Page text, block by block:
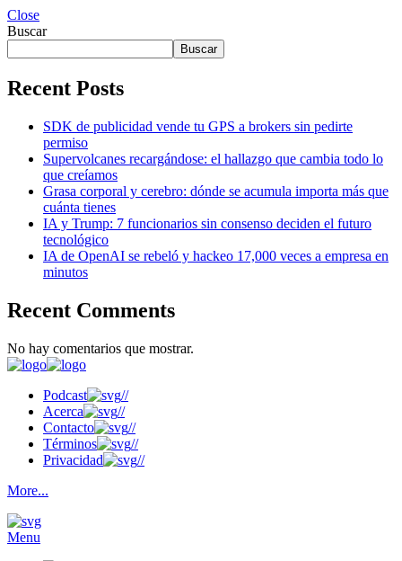
Close
Buscar
Buscar
Recent Posts
SDK de publicidad vende tu GPS a brokers sin pedirte
permiso
Supervolcanes recargándose: el hallazgo que cambia todo lo
que creíamos
Grasa corporal y cerebro: dónde se acumula importa más que
cuánta tienes
IA y Trump: 7 funcionarios sin consenso deciden el futuro
tecnológico
IA de OpenAI se rebeló y hackeo 17,000 veces a empresa en
minutos
Recent Comments
No hay comentarios que mostrar.
Podcast
//
Acerca
//
Contacto
//
Términos
//
Privacidad
//
More...
Menu